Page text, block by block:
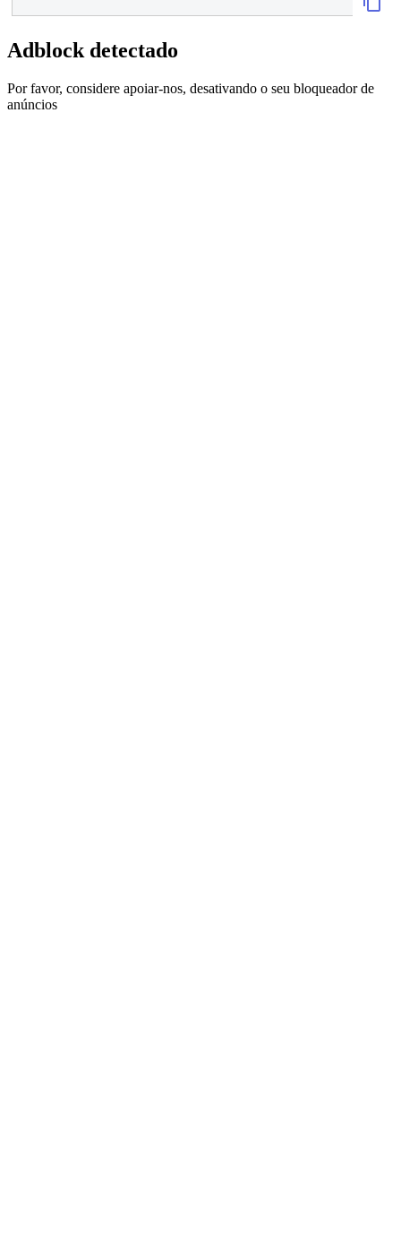
Adblock detectado
Por favor, considere apoiar-nos, desativando o seu bloqueador de
anúncios